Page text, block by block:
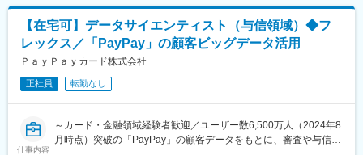
■同社
2022年創業。本格的な成長を目指すフェーズで、「福利厚生業界
で利用率No.1のアプリ開発」と「ユニークでスピード感のある事
業成長」を推進しています。
従業員はアプリを提示するだけで、全国の提携店舗（飲食店、フ
ィットネスジム、映画館、旅行、美容、育児・介護支援など）で
中小企業を中心に導入が拡大中です。
■組織・チーム紹介：
当ポジションが属する事業推進本部は、ビジネス開発部・ビジネ
ス推進部・ファンドソースマネジメント部・キャッシング推進部
から構成される組織です。
今回募集となる国際ブランド企画グループが属しているビジネス
開発部は、新規ビジネスの企画・推進を実行し、いち早くより良
いサービスをユーザーに提供することを実現するために日々取り
組んでいます。
その中で国際ブランド企画グループは、クレジットカード事業の
【在宅可】データサイエンティスト（与信領域）◆フ
レックス／「PayPay」の顧客ビッグデータ活用
ＰａｙＰａｙカード株式会社
正社員 転勤なし
仕事内容
～カード・金融領域経験者歓迎／ユーザー数6,500万人（2024年8
月時点）突破の「PayPay」の顧客データをもとに、審査や与信限